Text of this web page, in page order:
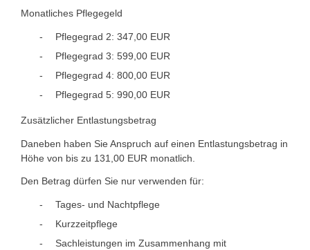
Monatliches Pflegegeld
Pflegegrad 2: 347,00 EUR
Pflegegrad 3: 599,00 EUR
Pflegegrad 4: 800,00 EUR
Pflegegrad 5: 990,00 EUR
Zusätzlicher Entlastungsbetrag
Daneben haben Sie Anspruch auf einen Entlastungsbetrag in
Höhe von bis zu 131,00 EUR monatlich.
Den Betrag dürfen Sie nur verwenden für:
Tages- und Nachtpflege
Kurzzeitpflege
Sachleistungen im Zusammenhang mit